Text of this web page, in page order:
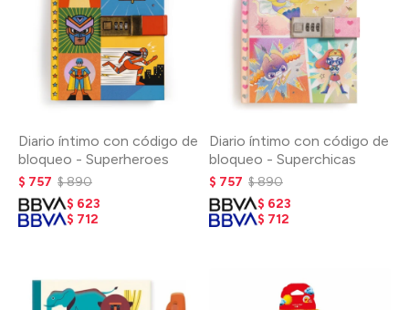
Diario íntimo con código de
bloqueo - Superheroes
$ 757 $890
$ 623
$ 712
Diario íntimo con código de
bloqueo - Superchicas
$ 757 $890
$ 623
$ 712